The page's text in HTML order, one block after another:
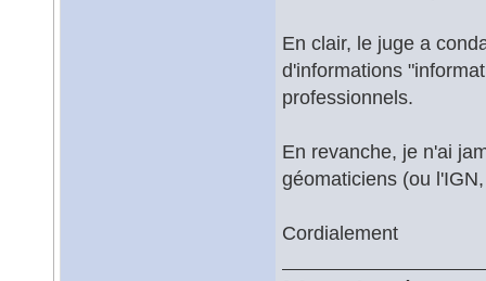
En clair, le juge a
d'informations
professionnels.
En revanche, je n'ai
géomaticiens (ou
Cordialement